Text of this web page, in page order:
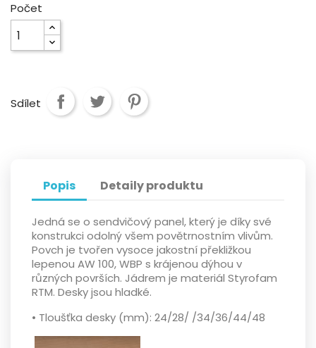
Počet
Sdílet
Popis Detaily produktu
Jedná se o sendvičový panel, který je díky své
konstrukci odolný všem povětrnostním vlivům.
Povch je tvořen vysoce jakostní překližkou
lepenou AW 100, WBP s krájenou dýhou v
různých površích. Jádrem je materiál Styrofam
RTM. Desky jsou hladké.
• Tloušťka desky (mm): 24/28/ /34/36/44/48